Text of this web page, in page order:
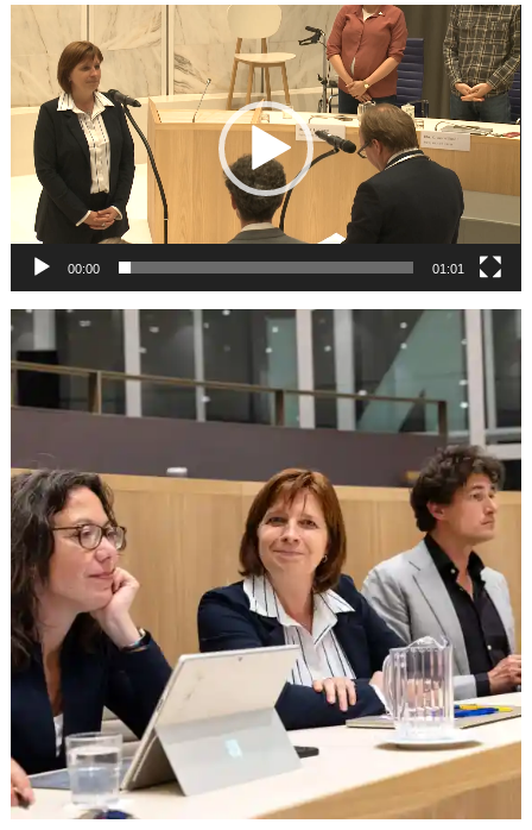
Videospeler
00:00 01:01